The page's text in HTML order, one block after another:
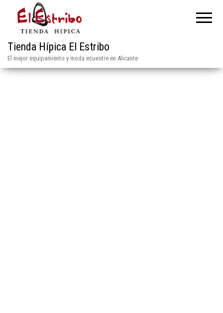
Tienda Hípica El Estribo
El mejor equipamiento y moda ecuestre en Alicante